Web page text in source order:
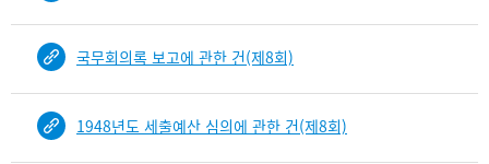
국무회의록 보고에 관한 건(제8회)
1948년도 세출예산 심의에 관한 건(제8회)